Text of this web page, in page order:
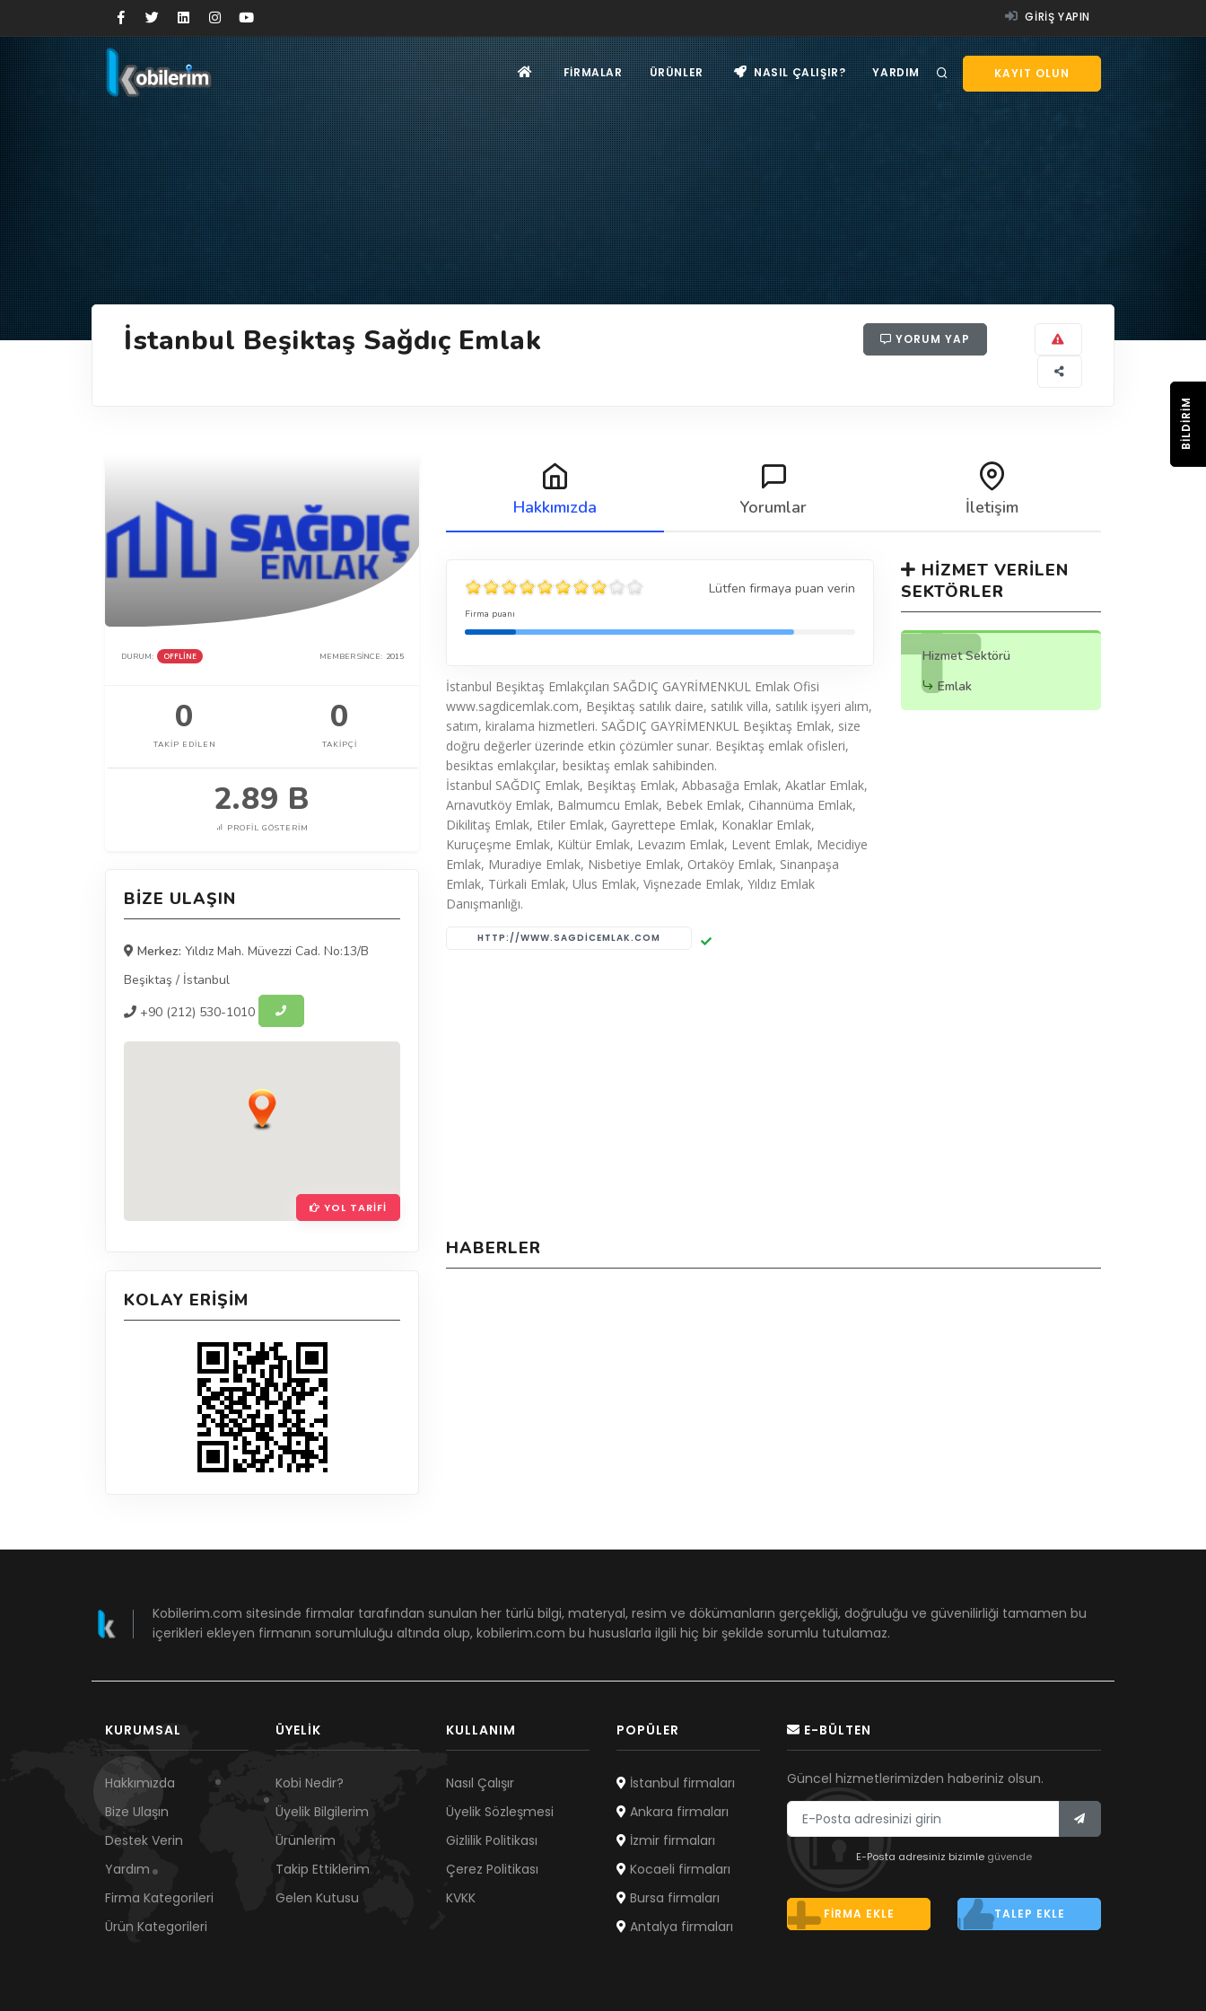
GIRIŞ YAPIN
KAYIT OLUN
FIRMALAR ÜRÜNLER NASIL ÇALIŞIR? YARDIM
İstanbul Beşiktaş Sağdıç Emlak YORUM YAP
DURUM: OFFLINE MEMBER SINCE: 2015
0
TAKIP EDILEN
0
TAKIPÇI
2.89 B
PROFIL GÖSTERIM
BIZE ULAŞIN
Merkez: Yıldız Mah. Müvezzi Cad. No:13/B
Beşiktaş / İstanbul
+90 (212) 530-1010
YOL TARIFI
KOLAY ERIŞIM
Hakkımızda Yorumlar İletişim
Lütfen firmaya puan verin
Firma puanı
İstanbul Beşiktaş Emlakçıları SAĞDIÇ GAYRİMENKUL Emlak Ofisi
www.sagdicemlak.com, Beşiktaş satılık daire, satılık villa, satılık işyeri alım,
satım, kiralama hizmetleri. SAĞDIÇ GAYRİMENKUL Beşiktaş Emlak, size
doğru değerler üzerinde etkin çözümler sunar. Beşiktaş emlak ofisleri,
besiktas emlakçılar, besiktaş emlak sahibinden.
İstanbul SAĞDIÇ Emlak, Beşiktaş Emlak, Abbasağa Emlak, Akatlar Emlak,
Arnavutköy Emlak, Balmumcu Emlak, Bebek Emlak, Cihannüma Emlak,
Dikilitaş Emlak, Etiler Emlak, Gayrettepe Emlak, Konaklar Emlak,
Kuruçeşme Emlak, Kültür Emlak, Levazım Emlak, Levent Emlak, Mecidiye
Emlak, Muradiye Emlak, Nisbetiye Emlak, Ortaköy Emlak, Sinanpaşa
Emlak, Türkali Emlak, Ulus Emlak, Vişnezade Emlak, Yıldız Emlak
Danışmanlığı.
HTTP://WWW.SAGDICEMLAK.COM
HIZMET VERILEN
SEKTÖRLER
Hizmet Sektörü
Emlak
HABERLER
Kobilerim.com sitesinde firmalar tarafından sunulan her türlü bilgi, materyal, resim ve dökümanların gerçekliği, doğruluğu ve güvenilirliği tamamen bu
içerikleri ekleyen firmanın sorumluluğu altında olup, kobilerim.com bu hususlarla ilgili hiç bir şekilde sorumlu tutulamaz.
KURUMSAL
Hakkımızda
Bize Ulaşın
Destek Verin
Yardım
Firma Kategorileri
Ürün Kategorileri
ÜYELIK
Kobi Nedir?
Üyelik Bilgilerim
Ürünlerim
Takip Ettiklerim
Gelen Kutusu
KULLANIM
Nasıl Çalışır
Üyelik Sözleşmesi
Gizlilik Politikası
Çerez Politikası
KVKK
POPÜLER
İstanbul firmaları
Ankara firmaları
İzmir firmaları
Kocaeli firmaları
Bursa firmaları
Antalya firmaları
E-BÜLTEN
Güncel hizmetlerimizden haberiniz olsun.
E-Posta adresiniz bizimle güvende
FIRMA EKLE TALEP EKLE
BILDIRIM